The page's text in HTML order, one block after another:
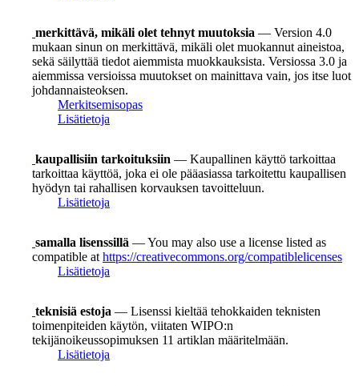
merkittävä, mikäli olet tehnyt muutoksia — Version 4.0
mukaan sinun on merkittävä, mikäli olet muokannut aineistoa,
sekä säilyttää tiedot aiemmista muokkauksista. Versiossa 3.0 ja
aiemmissa versioissa muutokset on mainittava vain, jos itse luot
johdannaisteoksen.
Merkitsemisopas
Lisätietoja
kaupallisiin tarkoituksiin — Kaupallinen käyttö tarkoittaa
tarkoittaa käyttöä, joka ei ole pääasiassa tarkoitettu kaupallisen
hyödyn tai rahallisen korvauksen tavoitteluun.
Lisätietoja
samalla lisenssillä — You may also use a license listed as
compatible at https://creativecommons.org/compatiblelicenses
Lisätietoja
teknisiä estoja — Lisenssi kieltää tehokkaiden teknisten
toimenpiteiden käytön, viitaten WIPO:n
tekijänoikeussopimuksen 11 artiklan määritelmään.
Lisätietoja